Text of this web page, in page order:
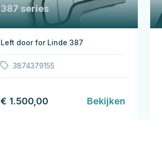
387 series
Left door for Linde 387
3874379155
€ 1.500,00 Bekijken